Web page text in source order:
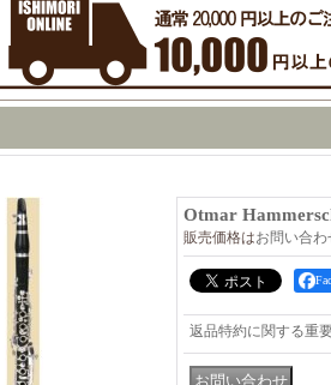
Otmar
販売価格はお問い合わ
返品特約に関する重